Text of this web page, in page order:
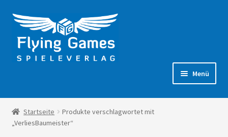
Zur
Navigation
springen
Zum
Inhalt
springen
Menü
Shop
Forum
Startseite
Produkte verschlagwortet mit
„VerliesBaumeister“